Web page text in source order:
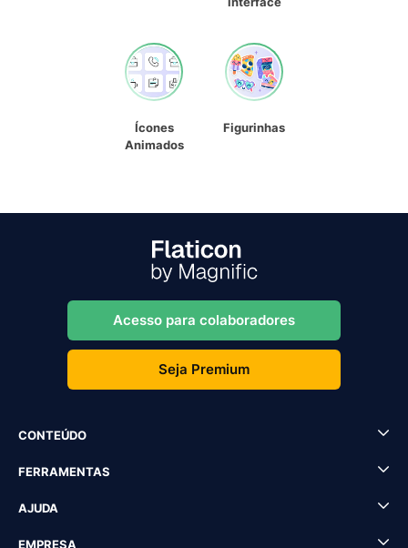
Ícones
Animados
Figurinhas
Acesso para colaboradores
Seja Premium
CONTEÚDO
FERRAMENTAS
AJUDA
EMPRESA